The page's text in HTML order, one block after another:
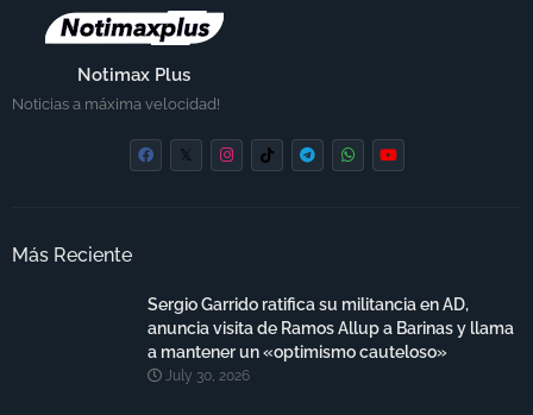
Notimax Plus
Noticias a máxima velocidad!
Más Reciente
Sergio Garrido ratifica su militancia en AD,
anuncia visita de Ramos Allup a Barinas y llama
a mantener un «optimismo cauteloso»
July 30, 2026